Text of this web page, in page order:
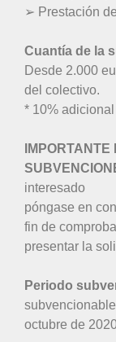
➢ Prestación
Cuantía de la
Desde 2.000
del colectivo.
* 10%
interesado
póngase en
fin de
presentar la
Periodo
octubre de